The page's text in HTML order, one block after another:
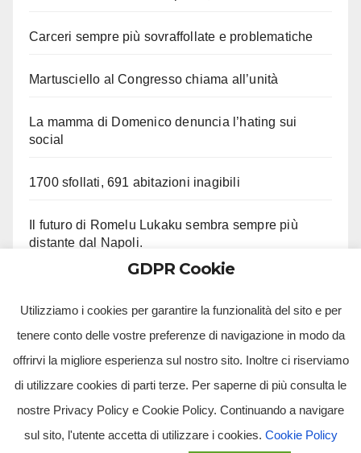
Carceri sempre più sovraffollate e problematiche
Martusciello al Congresso chiama all’unità
La mamma di Domenico denuncia l’hating sui
social
1700 sfollati, 691 abitazioni inagibili
Il futuro di Romelu Lukaku sembra sempre più
distante dal Napoli.
GDPR Cookie
Utilizziamo i cookies per garantire la funzionalità del sito e per
tenere conto delle vostre preferenze di navigazione in modo da
offrirvi la migliore esperienza sul nostro sito. Inoltre ci riserviamo
di utilizzare cookies di parti terze. Per saperne di più consulta le
nostre Privacy Policy e Cookie Policy. Continuando a navigare
sul sito, l'utente accetta di utilizzare i cookies. Cookie Policy